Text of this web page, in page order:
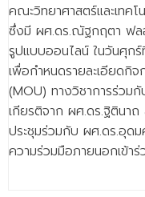
คณะวิทยาศาสตร์และเทค
ซึ่งมี ผศ.ดร.ณัฐกฤตา ฟลอ
รูปแบบออนไลน์ ในวันศุก
เพื่อกำหนดรายละเอียดกิ
(MOU) ทางวิชาการร่ว
เกียรติจาก ผศ.ดร.ฐิตินา
ประชุมร่วมกับ ผศ.ดร.อุ
ความร่วมมือภายนอกเข้าร่